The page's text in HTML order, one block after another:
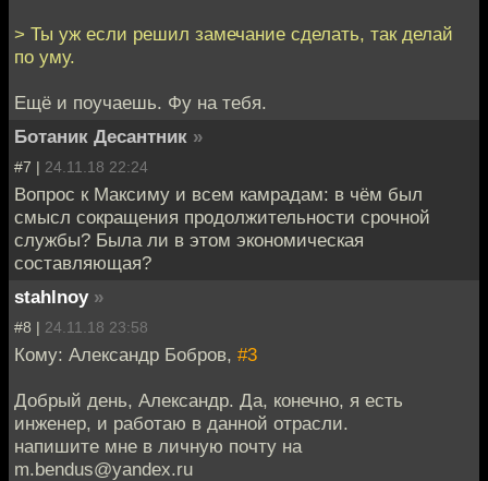
> Ты уж если решил замечание сделать, так делай
по уму.
Ещё и поучаешь. Фу на тебя.
Ботаник Десантник »
#7 | 24.11.18 22:24
Вопрос к Максиму и всем камрадам: в чём был
смысл сокращения продолжительности срочной
службы? Была ли в этом экономическая
составляющая?
stahlnoy »
#8 | 24.11.18 23:58
Кому: Александр Бобров, #3
Добрый день, Александр. Да, конечно, я есть
инженер, и работаю в данной отрасли.
напишите мне в личную почту на
m.bendus@yandex.ru